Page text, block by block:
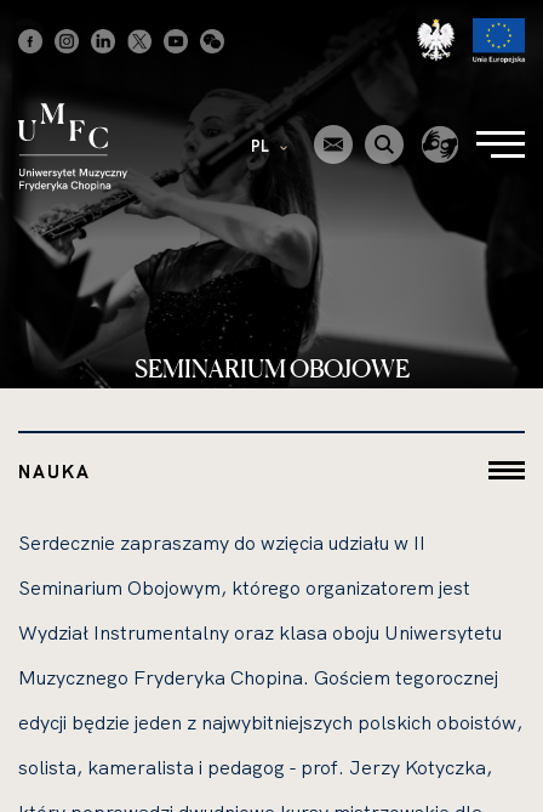
główna
PL
SEMINARIUM OBOJOWE
NAUKA
Serdecznie zapraszamy do wzięcia udziału w II
Seminarium Obojowym, którego organizatorem jest
Wydział Instrumentalny oraz klasa oboju Uniwersytetu
Muzycznego Fryderyka Chopina. Gościem tegorocznej
edycji będzie jeden z najwybitniejszych polskich oboistów,
solista, kameralista i pedagog - prof. Jerzy Kotyczka,